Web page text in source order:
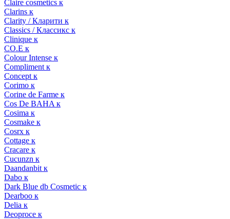
Claire cosmetics к
Clarins к
Clarity / Кларити к
Classics / Классикс к
Clinique к
CO.E к
Colour Intense к
Compliment к
Concept к
Corimo к
Corine de Farme к
Cos De BAHA к
Cosima к
Cosmake к
Cosrx к
Cottage к
Cracare к
Cucunzn к
Daandanbit к
Dabo к
Dark Blue db Cosmetic к
Dearboo к
Delia к
Deoproce к